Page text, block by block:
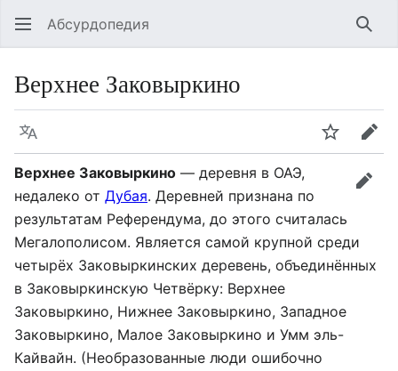
Абсурдопедия
Верхнее Заковыркино
Язык
Верхнее Заковыркино — деревня в ОАЭ,
недалеко от Дубая. Деревней признана по
результатам Референдума, до этого считалась
Мегалополисом. Является самой крупной среди
четырёх Заковыркинских деревень, объединённых
в Заковыркинскую Четвёрку: Верхнее
Заковыркино, Нижнее Заковыркино, Западное
Заковыркино, Малое Заковыркино и Умм эль-
Кайвайн. (Необразованные люди ошибочно